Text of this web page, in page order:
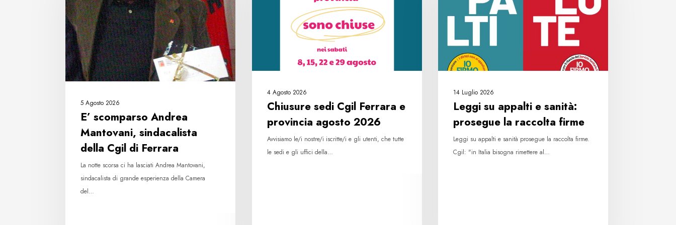
sindacalista
della
Cgil
di
Ferrara
5 Agosto 2026
E’ scomparso Andrea
Mantovani, sindacalista
della Cgil di Ferrara
La notte scorsa ci ha lasciati Andrea Mantovani,
sindacalista di grande esperienza della Camera
del…
4 Agosto 2026
Chiusure sedi Cgil Ferrara e
provincia agosto 2026
Avvisiamo le/i nostre/i iscritte/i e gli utenti, che tutte
le sedi e gli uffici della…
sanità:
raccolta
firme
14 Luglio 2026
Leggi su appalti e sanità:
prosegue la raccolta firme
Leggi su appalti e sanità prosegue la raccolta firme.
Cgil: "in Italia bisogna rimettere al…